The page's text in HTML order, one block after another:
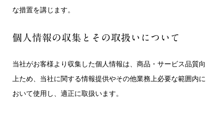
な措置を講じます。
個人情報の収集とその取扱いについて
当社がお客様より収集した個人情報は、商品・サービス品質向
上ため、当社に関する情報提供やその他業務上必要な範囲内に
おいて使用し、適正に取扱います。